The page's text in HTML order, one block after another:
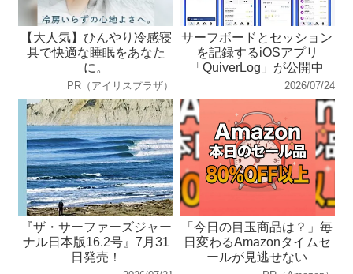
【大人気】ひんやり冷感寝
具で快適な睡眠をあなた
に。
PR（アイリスプラザ）
サーフボードとセッション
を記録するiOSアプリ
「QuiverLog」が公開中
2026/07/24
『ザ・サーファーズジャー
ナル日本版16.2号』7月31
日発売！
「今日の目玉商品は？」毎
日変わるAmazonタイムセ
ールが見逃せない